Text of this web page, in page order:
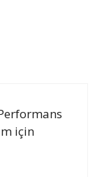
için